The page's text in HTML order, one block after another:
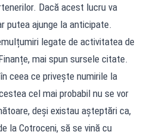
Dacă acest lucru va
putea ajunge la anticipate.
legate de activitatea de
mai spun sursele citate.
ceea ce privește numirile la
cel mai probabil nu se vor
deși existau așteptări ca,
la Cotroceni, să se vină cu